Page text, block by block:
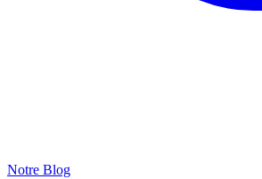
Notre Blog